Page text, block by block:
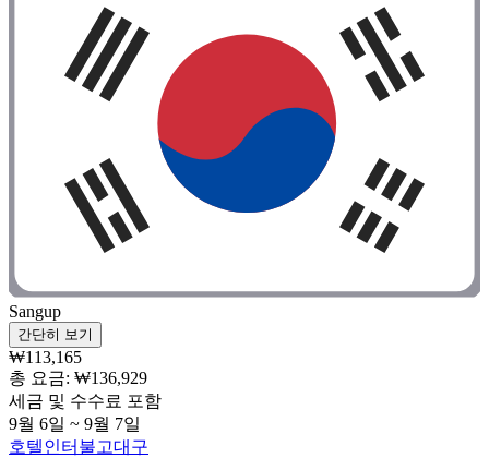
Sangup
간단히 보기
₩113,165
총 요금: ₩136,929
세금 및 수수료 포함
9월 6일 ~ 9월 7일
호텔인터불고대구